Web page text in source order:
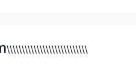
\\\\\\\\\\\\\\\\\\\\\\\\\\\